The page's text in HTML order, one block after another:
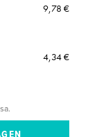
9,78 €
4,34 €